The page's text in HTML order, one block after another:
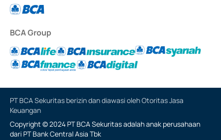
BCA Group
PT BCA Sekuritas berizin dan diawasi oleh Otoritas Jasa
Keuangan
Copyright © 2024 PT BCA Sekuritas adalah anak perusahaan
dari PT Bank Central Asia Tbk